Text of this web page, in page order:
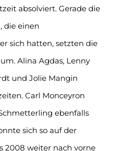
absolviert. Gerade die
die einen
sich hatten, setzten die
Alina Agdas, Lenny
und Jolie Mangin
Carl Monceyron
ebenfalls
sich so auf der
2008 weiter nach vorne